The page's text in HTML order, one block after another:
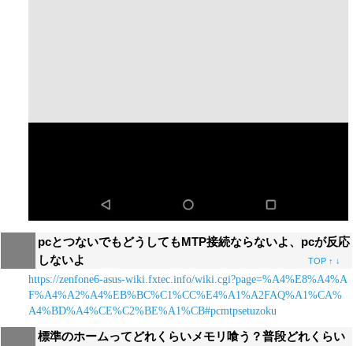
pcとつないでもどうしてもMTP接続ならないよ、pcが反応
しないよ
TOP ↑ ↓
https://zenfone6-asus-wiki.fxtec.info/wiki.cgi?page=%A4%E8%A4%A
F%A4%A2%A4%EB%BC%C1%CC%E4%A1%A2FAQ%A1%CA%
A4%BD%A4%CE%C2%BE%A1%CB#pcmtpsetuzoku
標準のホームってどれくらいメモリ喰う？普段どれくらい